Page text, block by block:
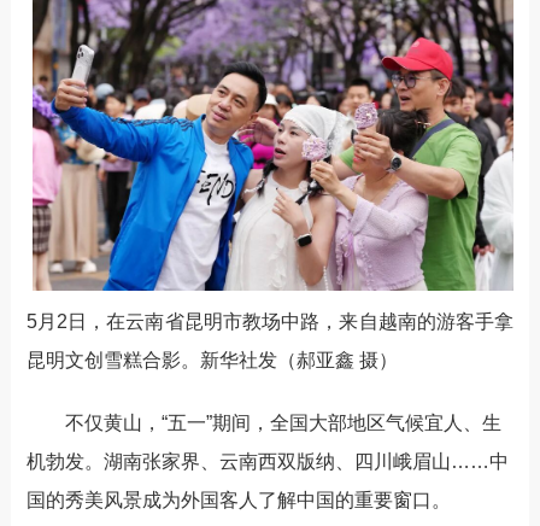
5月2日，在云南省昆明市教场中路，来自越南的游客手拿
昆明文创雪糕合影。新华社发（郝亚鑫 摄）
不仅黄山，“五一”期间，全国大部地区气候宜人、生
机勃发。湖南张家界、云南西双版纳、四川峨眉山……中
国的秀美风景成为外国客人了解中国的重要窗口。